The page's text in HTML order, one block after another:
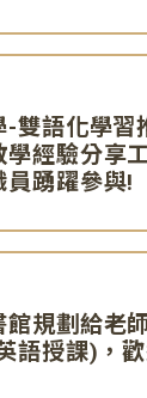
-雙語化學習
經驗分享
踴躍參與!
館規劃給老
語授課)，